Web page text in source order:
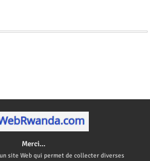
Merci...
site Web qui permet de collecter diverses